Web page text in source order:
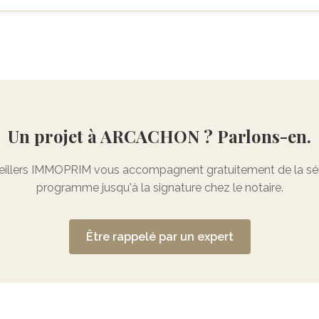
Un projet à ARCACHON ? Parlons-en.
IMMOPRIM vous accompagnent gratuitement de la
programme jusqu'à la signature chez le notaire.
Être rappelé par un expert